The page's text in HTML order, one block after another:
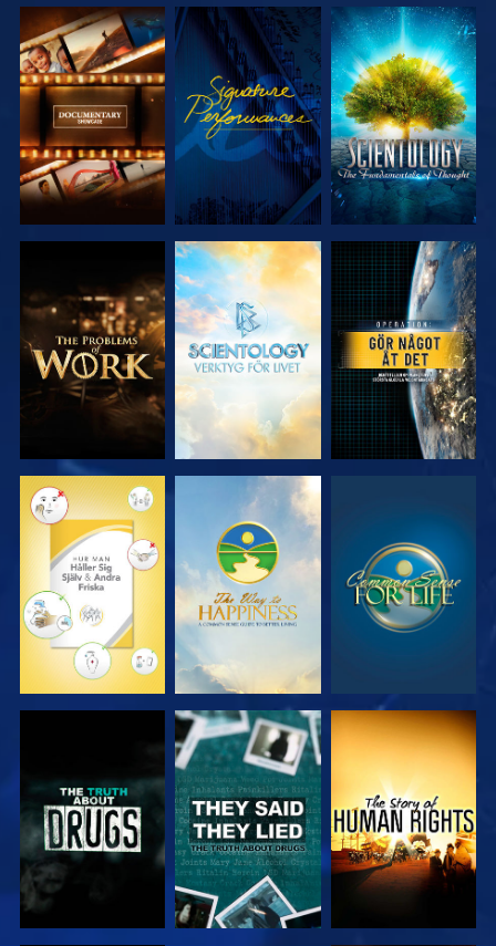
UTFORSKA
SERIEN
TITTA
UTFORSKA
SERIEN
UTFORSKA
SERIEN
UTFORSKA
SERIEN
TITTA
TITTA TITTA TITTA
TITTA TITTA